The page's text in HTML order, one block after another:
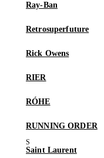
Ray-Ban
Retrosuperfuture
Rick Owens
RIER
RÓHE
RUNNING ORDER
Saint Laurent